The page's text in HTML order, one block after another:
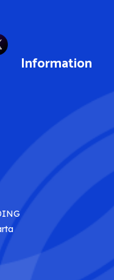
Information